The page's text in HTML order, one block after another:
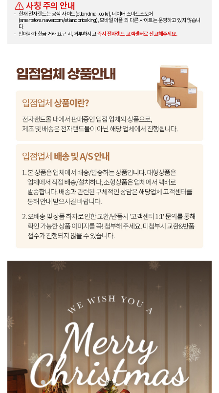
사칭 주의 안내
현재 전자랜드는 공식 사이트(etlandmall.co.kr), 네이버 스마트스토어
(smartstore.naver.com/etlandpriceking), 모바일 어플 외 다른 사이트는 운영하고 있지 않습니
다.
판매자가 현금 거래 요구 시, 거부하시고즉시 전자랜드 고객센터로 신고해주세요.